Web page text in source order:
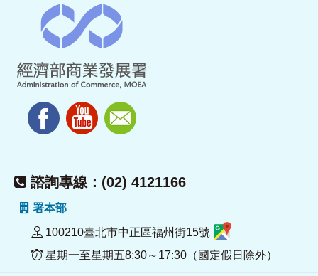
諮詢專線：(02) 4121166
署本部
100210臺北市中正區福州街15號
星期一至星期五8:30～17:30（國定假日除外）